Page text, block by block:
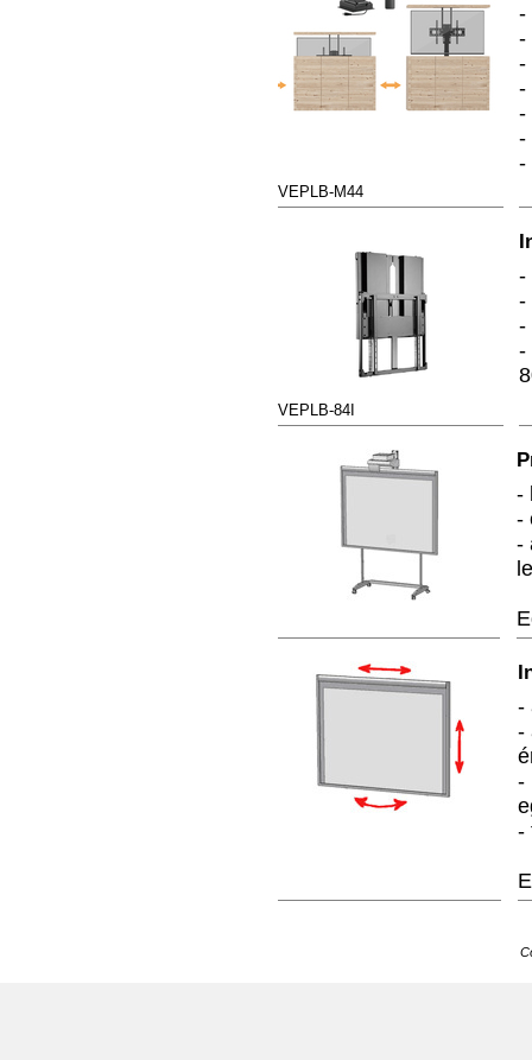
-
-
-
-
-
-
-
VEPLB-M44
-
-
-
-
VEPLB-84I
-
-
-
-
-
-
-